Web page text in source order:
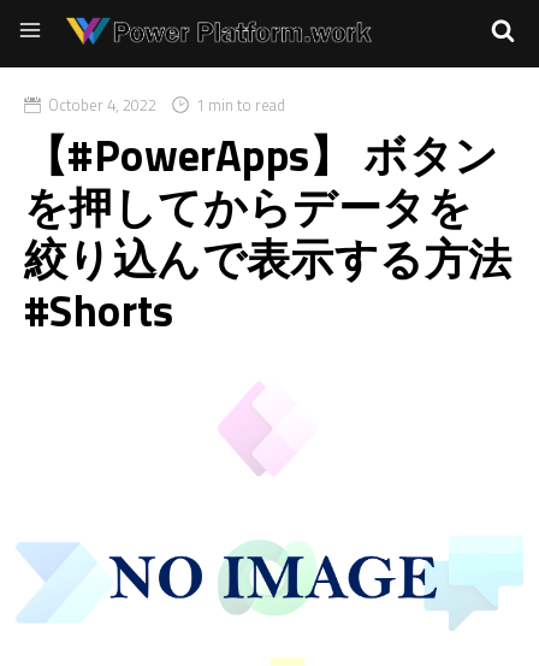
October 4, 2022 1 min to read
【#PowerApps】 ボタン
を押してからデータを
絞り込んで表示する方法
#Shorts